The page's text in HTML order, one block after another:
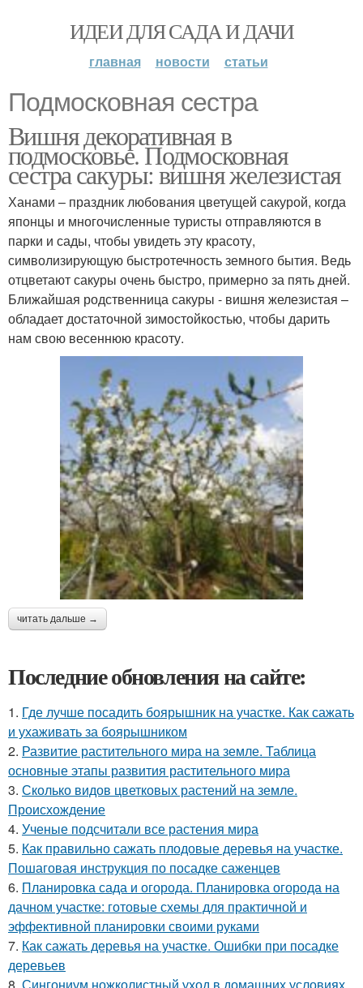
ИДЕИ ДЛЯ САДА И ДАЧИ
главная новости статьи
Подмосковная сестра
Вишня декоративная в
подмосковье. Подмосковная
сестра сакуры: вишня железистая
Ханами – праздник любования цветущей сакурой, когда
японцы и многочисленные туристы отправляются в
парки и сады, чтобы увидеть эту красоту,
символизирующую быстротечность земного бытия. Ведь
отцветают сакуры очень быстро, примерно за пять дней.
Ближайшая родственница сакуры - вишня железистая –
обладает достаточной зимостойкостью, чтобы дарить
нам свою весеннюю красоту.
читать дальше →
Последние обновления на сайте:
1. Где лучше посадить боярышник на участке. Как сажать
и ухаживать за боярышником
2. Развитие растительного мира на земле. Таблица
основные этапы развития растительного мира
3. Сколько видов цветковых растений на земле.
Происхождение
4. Ученые подсчитали все растения мира
5. Как правильно сажать плодовые деревья на участке.
Пошаговая инструкция по посадке саженцев
6. Планировка сада и огорода. Планировка огорода на
дачном участке: готовые схемы для практичной и
эффективной планировки своими руками
7. Как сажать деревья на участке. Ошибки при посадке
деревьев